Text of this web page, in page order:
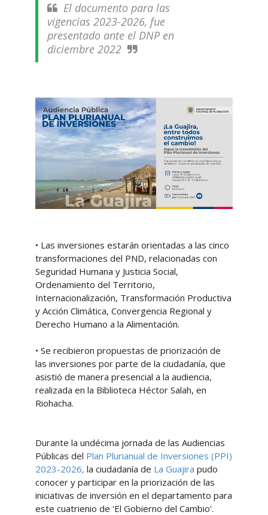
El documento para las
vigencias 2023-2026, fue
presentado ante el DNP en
diciembre 2022
• Las inversiones estarán orientadas a las cinco
transformaciones del PND, relacionadas con
Seguridad Humana y Justicia Social,
Ordenamiento del Territorio,
Internacionalización, Transformación Productiva
y Acción Climática, Convergencia Regional y
Derecho Humano a la Alimentación.
• Se recibieron propuestas de priorización de
las inversiones por parte de la ciudadanía, que
asistió de manera presencial a la audiencia,
realizada en la Biblioteca Héctor Salah, en
Riohacha.
Durante la undécima jornada de las Audiencias
Públicas del Plan Plurianual de Inversiones (PPI)
2023-2026, la ciudadanía de La Guajira pudo
conocer y participar en la priorización de las
iniciativas de inversión en el departamento para
este cuatrienio de 'El Gobierno del Cambio'.